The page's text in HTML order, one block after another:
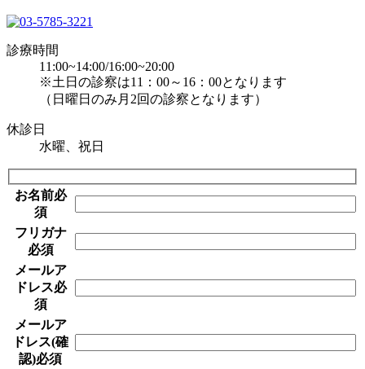
診療時間
11:00~14:00/16:00~20:00
※土日の診察は11：00～16：00となります
（日曜日のみ月2回の診察となります）
休診日
水曜、祝日
お名前必
須
フリガナ
必須
メールア
ドレス必
須
メールア
ドレス(確
認)必須